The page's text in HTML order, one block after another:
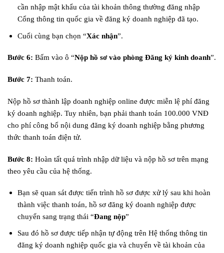
cần nhập mật khẩu của tài khoản thông thường đăng nhập
Cổng thông tin quốc gia về đăng ký doanh nghiệp đã tạo.
Cuối cùng bạn chọn “Xác nhận”.
Bước 6: Bấm vào ô “Nộp hồ sơ vào phòng Đăng ký kinh doanh”.
Bước 7: Thanh toán.
Nộp hồ sơ thành lập doanh nghiệp online được miễn lệ phí đăng
ký doanh nghiệp. Tuy nhiên, bạn phải thanh toán 100.000 VNĐ
cho phí công bố nội dung đăng ký doanh nghiệp bằng phương
thức thanh toán điện tử.
Bước 8: Hoàn tất quá trình nhập dữ liệu và nộp hồ sơ trên mạng
theo yêu cầu của hệ thống.
Bạn sẽ quan sát được tiến trình hồ sơ được xử lý sau khi hoàn
thành việc thanh toán, hồ sơ đăng ký doanh nghiệp được
chuyển sang trạng thái “Đang nộp”
Sau đó hồ sơ được tiếp nhận tự động trên Hệ thống thông tin
đăng ký doanh nghiệp quốc gia và chuyển về tài khoản của